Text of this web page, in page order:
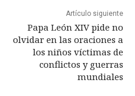
Artículo siguiente
Papa León XIV pide no
olvidar en las oraciones a
los niños víctimas de
conflictos y guerras
mundiales